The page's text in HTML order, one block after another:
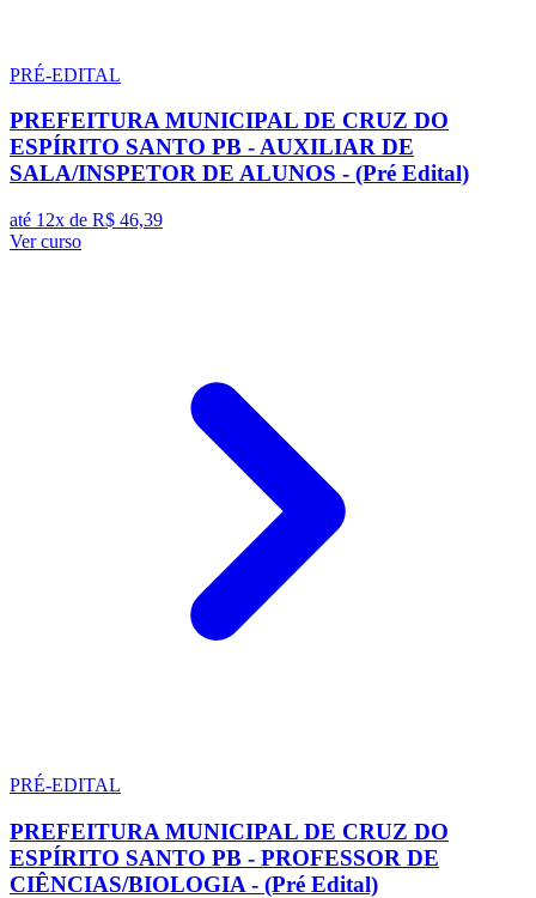
PRÉ-EDITAL
PREFEITURA MUNICIPAL DE CRUZ DO
ESPÍRITO SANTO PB - AUXILIAR DE
SALA/INSPETOR DE ALUNOS - (Pré Edital)
até 12x de R$ 46,39
Ver curso
PRÉ-EDITAL
PREFEITURA MUNICIPAL DE CRUZ DO
ESPÍRITO SANTO PB - PROFESSOR DE
CIÊNCIAS/BIOLOGIA - (Pré Edital)